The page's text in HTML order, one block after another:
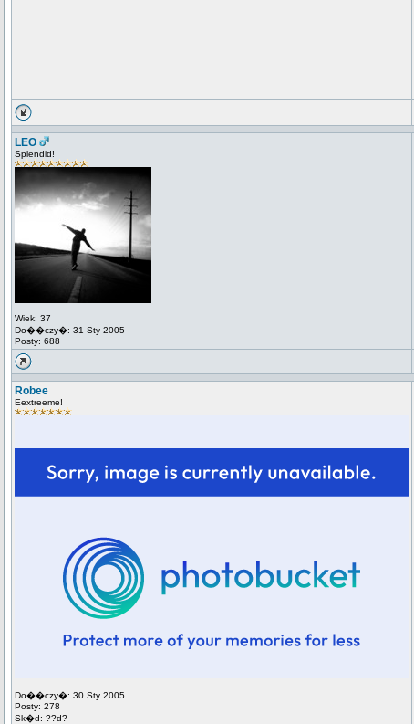
LEO
Splendid!
Wiek: 37
Do��czy�: 31 Sty 2005
Posty: 688
Robee
Eextreeme!
Do��czy�: 30 Sty 2005
Posty: 278
Sk�d: ??d?